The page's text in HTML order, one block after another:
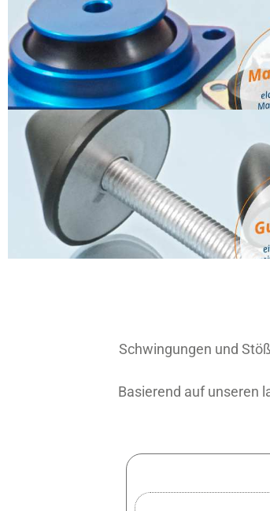
Schwingungen und
Basierend auf unseren